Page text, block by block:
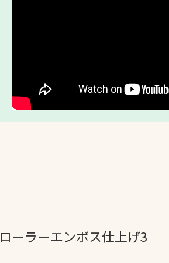
ローラーエンボス仕上げ3